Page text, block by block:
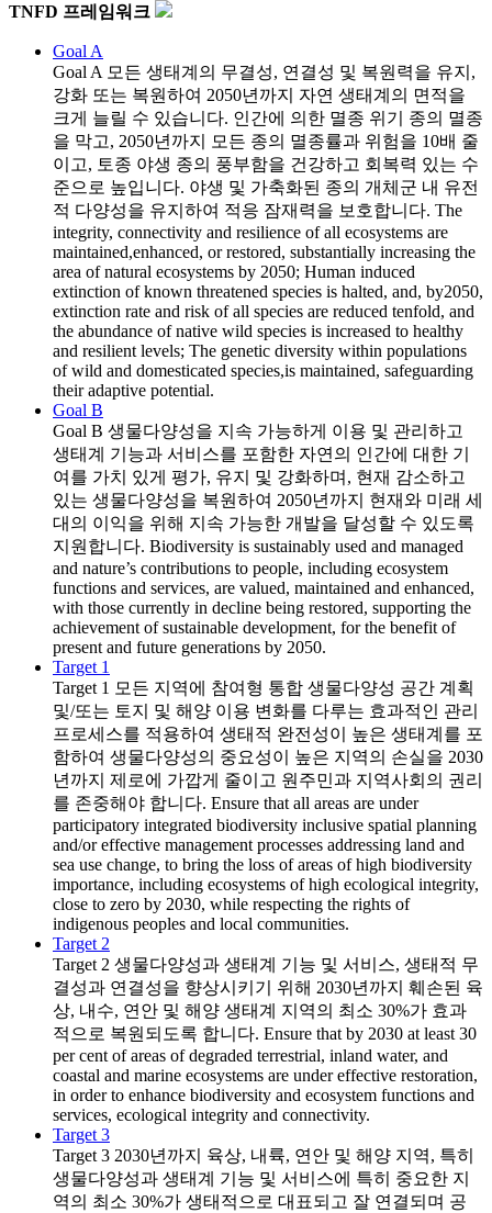
TNFD 프레임워크
Goal A
Goal A 모든 생태계의 무결성, 연결성 및 복원력을 유지,
강화 또는 복원하여 2050년까지 자연 생태계의 면적을
크게 늘릴 수 있습니다. 인간에 의한 멸종 위기 종의 멸종
을 막고, 2050년까지 모든 종의 멸종률과 위험을 10배 줄
이고, 토종 야생 종의 풍부함을 건강하고 회복력 있는 수
준으로 높입니다. 야생 및 가축화된 종의 개체군 내 유전
적 다양성을 유지하여 적응 잠재력을 보호합니다. The
integrity, connectivity and resilience of all ecosystems are
maintained,enhanced, or restored, substantially increasing the
area of natural ecosystems by 2050; Human induced
extinction of known threatened species is halted, and, by2050,
extinction rate and risk of all species are reduced tenfold, and
the abundance of native wild species is increased to healthy
and resilient levels; The genetic diversity within populations
of wild and domesticated species,is maintained, safeguarding
their adaptive potential.
Goal B
Goal B 생물다양성을 지속 가능하게 이용 및 관리하고
생태계 기능과 서비스를 포함한 자연의 인간에 대한 기
여를 가치 있게 평가, 유지 및 강화하며, 현재 감소하고
있는 생물다양성을 복원하여 2050년까지 현재와 미래 세
대의 이익을 위해 지속 가능한 개발을 달성할 수 있도록
지원합니다. Biodiversity is sustainably used and managed
and nature’s contributions to people, including ecosystem
functions and services, are valued, maintained and enhanced,
with those currently in decline being restored, supporting the
achievement of sustainable development, for the benefit of
present and future generations by 2050.
Target 1
Target 1 모든 지역에 참여형 통합 생물다양성 공간 계획
및/또는 토지 및 해양 이용 변화를 다루는 효과적인 관리
프로세스를 적용하여 생태적 완전성이 높은 생태계를 포
함하여 생물다양성의 중요성이 높은 지역의 손실을 2030
년까지 제로에 가깝게 줄이고 원주민과 지역사회의 권리
를 존중해야 합니다. Ensure that all areas are under
participatory integrated biodiversity inclusive spatial planning
and/or effective management processes addressing land and
sea use change, to bring the loss of areas of high biodiversity
importance, including ecosystems of high ecological integrity,
close to zero by 2030, while respecting the rights of
indigenous peoples and local communities.
Target 2
Target 2 생물다양성과 생태계 기능 및 서비스, 생태적 무
결성과 연결성을 향상시키기 위해 2030년까지 훼손된 육
상, 내수, 연안 및 해양 생태계 지역의 최소 30%가 효과
적으로 복원되도록 합니다. Ensure that by 2030 at least 30
per cent of areas of degraded terrestrial, inland water, and
coastal and marine ecosystems are under effective restoration,
in order to enhance biodiversity and ecosystem functions and
services, ecological integrity and connectivity.
Target 3
Target 3 2030년까지 육상, 내륙, 연안 및 해양 지역, 특히
생물다양성과 생태계 기능 및 서비스에 특히 중요한 지
역의 최소 30%가 생태적으로 대표되고 잘 연결되며 공